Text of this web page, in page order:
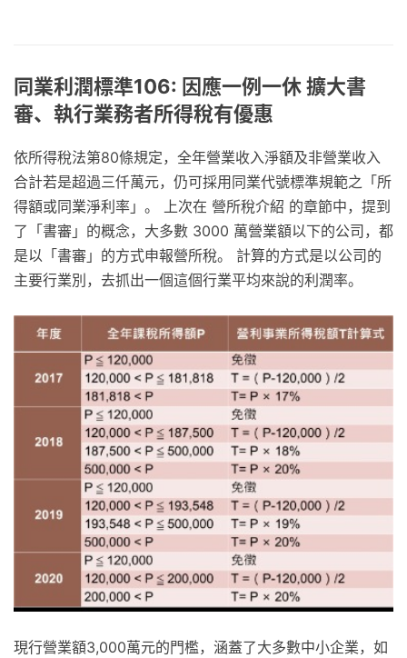
同業利潤標準106: 因應一例一休 擴大書
審、執行業務者所得稅有優惠
依所得稅法第80條規定，全年營業收入淨額及非營業收入
合計若是超過三仟萬元，仍可採用同業代號標準規範之「所
得額或同業淨利率」。 上次在 營所稅介紹 的章節中，提到
了「書審」的概念，大多數 3000 萬營業額以下的公司，都
是以「書審」的方式申報營所稅。 計算的方式是以公司的
主要行業別，去抓出一個這個行業平均來說的利潤率。
現行營業額3,000萬元的門檻，涵蓋了大多數中小企業，如